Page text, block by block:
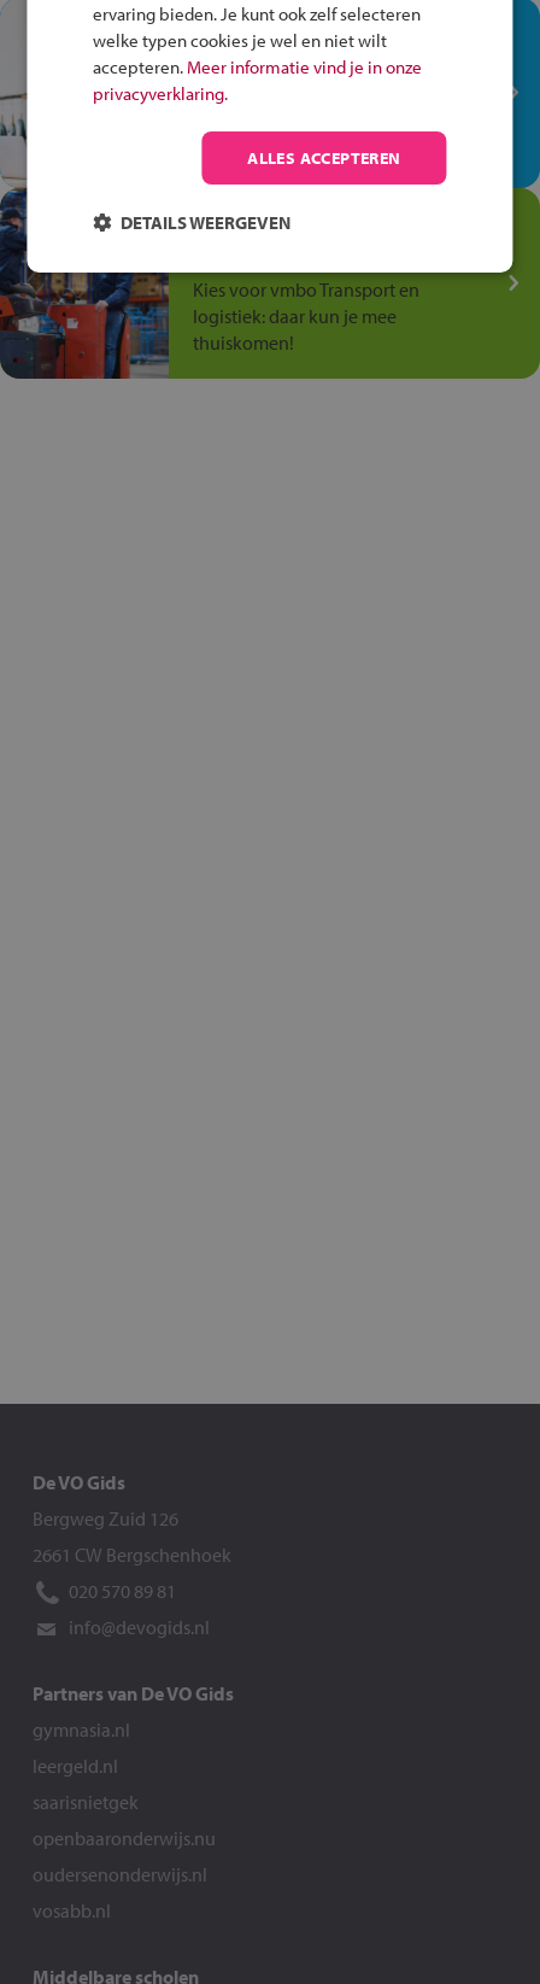
In de winkel ben je op je
plek!
Ontdek via het vmbo jouw talent
op de winkelvloer, waar elke dag
anders is!
Jouw talent in de
Kies voor vmbo Transport en
logistiek: daar kun je mee
thuiskomen!
De VO Gids
Bergweg Zuid 126
2661 CW Bergschenhoek
020 570 89 81
info@devogids.nl
Partners van De VO Gids
gymnasia.nl
leergeld.nl
saarisnietgek
openbaaronderwijs.nu
oudersenonderwijs.nl
vosabb.nl
Middelbare scholen
ervaring bieden. Je kunt ook zelf selecteren
welke typen cookies je wel en niet wilt
accepteren. Meer informatie vind je in onze
privacyverklaring.
ALLES ACCEPTEREN
DETAILS WEERGEVEN